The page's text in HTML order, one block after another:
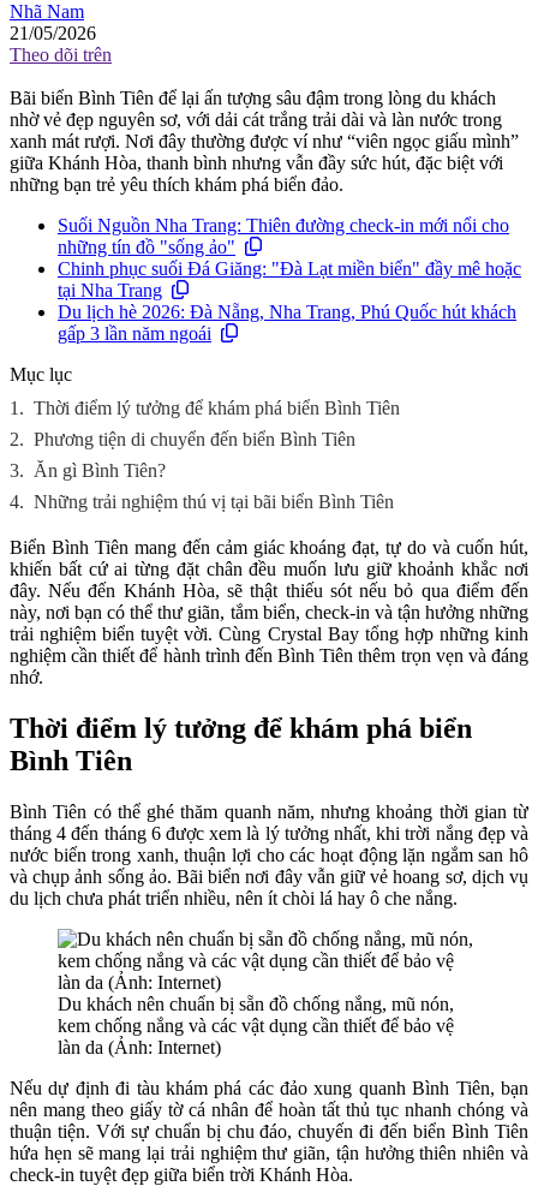
Nhã Nam
21/05/2026
Theo dõi trên
Bãi biển Bình Tiên để lại ấn tượng sâu đậm trong lòng du khách
nhờ vẻ đẹp nguyên sơ, với dải cát trắng trải dài và làn nước trong
xanh mát rượi. Nơi đây thường được ví như “viên ngọc giấu mình”
giữa Khánh Hòa, thanh bình nhưng vẫn đầy sức hút, đặc biệt với
những bạn trẻ yêu thích khám phá biển đảo.
Suối Nguồn Nha Trang: Thiên đường check-in mới nổi cho
những tín đồ "sống ảo"
Chinh phục suối Đá Giăng: "Đà Lạt miền biển" đầy mê hoặc
tại Nha Trang
Du lịch hè 2026: Đà Nẵng, Nha Trang, Phú Quốc hút khách
gấp 3 lần năm ngoái
Mục lục
1. Thời điểm lý tưởng để khám phá biển Bình Tiên
2. Phương tiện di chuyển đến biển Bình Tiên
3. Ăn gì Bình Tiên?
4. Những trải nghiệm thú vị tại bãi biển Bình Tiên
Biển Bình Tiên mang đến cảm giác khoáng đạt, tự do và cuốn hút,
khiến bất cứ ai từng đặt chân đều muốn lưu giữ khoảnh khắc nơi
đây. Nếu đến Khánh Hòa, sẽ thật thiếu sót nếu bỏ qua điểm đến
này, nơi bạn có thể thư giãn, tắm biển, check-in và tận hưởng những
trải nghiệm biển tuyệt vời. Cùng Crystal Bay tổng hợp những kinh
nghiệm cần thiết để hành trình đến Bình Tiên thêm trọn vẹn và đáng
nhớ.
Thời điểm lý tưởng để khám phá biển
Bình Tiên
Bình Tiên có thể ghé thăm quanh năm, nhưng khoảng thời gian từ
tháng 4 đến tháng 6 được xem là lý tưởng nhất, khi trời nắng đẹp và
nước biển trong xanh, thuận lợi cho các hoạt động lặn ngắm san hô
và chụp ảnh sống ảo. Bãi biển nơi đây vẫn giữ vẻ hoang sơ, dịch vụ
du lịch chưa phát triển nhiều, nên ít chòi lá hay ô che nắng.
Du khách nên chuẩn bị sẵn đồ chống nắng, mũ nón,
kem chống nắng và các vật dụng cần thiết để bảo vệ
làn da (Ảnh: Internet)
Nếu dự định đi tàu khám phá các đảo xung quanh Bình Tiên, bạn
nên mang theo giấy tờ cá nhân để hoàn tất thủ tục nhanh chóng và
thuận tiện. Với sự chuẩn bị chu đáo, chuyến đi đến biển Bình Tiên
hứa hẹn sẽ mang lại trải nghiệm thư giãn, tận hưởng thiên nhiên và
check-in tuyệt đẹp giữa biển trời Khánh Hòa.